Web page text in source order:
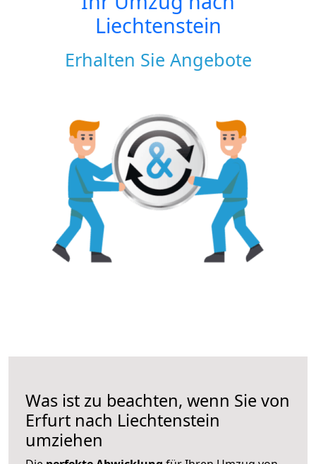
Liechtenstein
Erhalten Sie Angebote
Was ist zu beachten, wenn Sie von
Erfurt nach Liechtenstein
umziehen